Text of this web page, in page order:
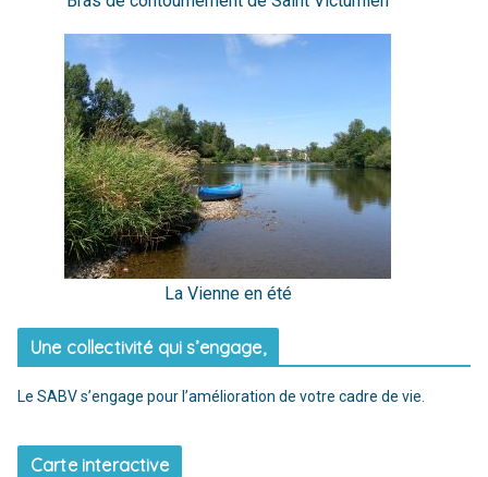
La Vienne en été
Une collectivité qui s’engage,
Le SABV s’engage pour l’amélioration de votre cadre de vie.
Carte interactive